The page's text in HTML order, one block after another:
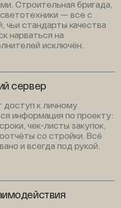
Строительная бригада,
— все с
чьи стандарты качества
нарваться на
исключён.
сервер
доступ к личному
информация по проекту:
чек-листы закупок,
со стройки. Всё
и всегда под рукой.